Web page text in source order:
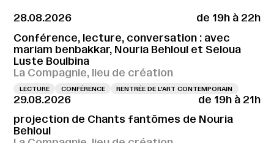
28.08.2026
de 19h à 22h
Conférence, lecture, conversation : avec
mariam benbakkar, Nouria Behloul et Seloua
Luste Boulbina
La Compagnie, lieu de création
LECTURE CONFÉRENCE RENTRÉE DE L'ART CONTEMPORAIN
29.08.2026
de 19h à 21h
projection de Chants fantômes de Nouria
Behloul